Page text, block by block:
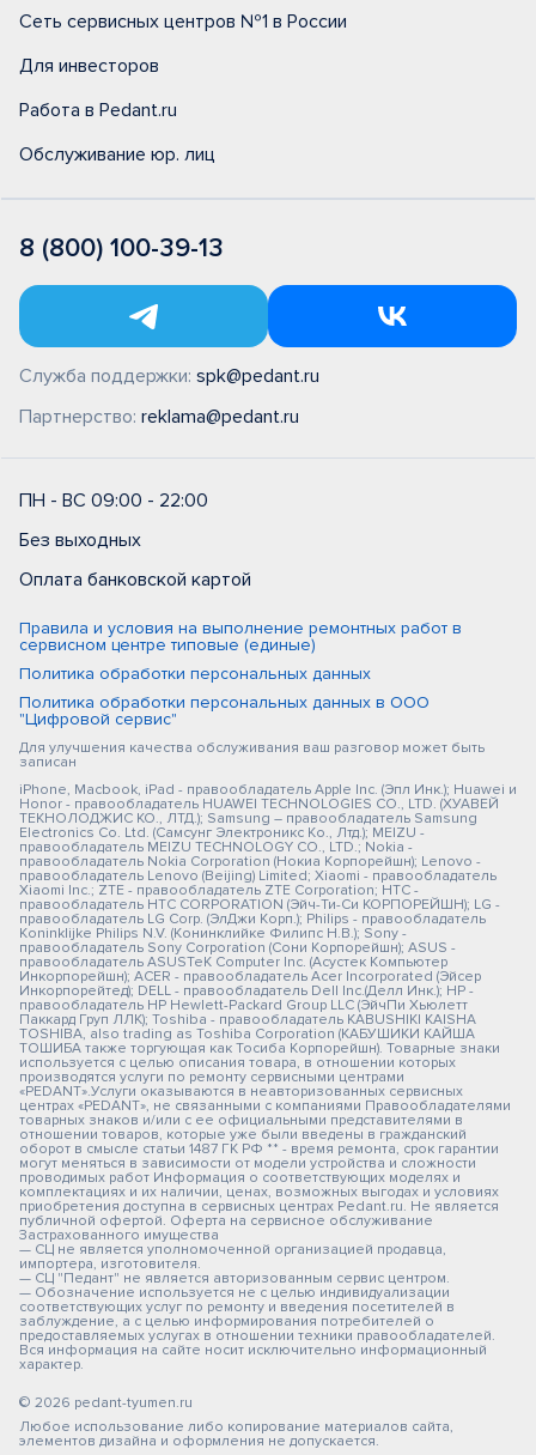
Сеть сервисных центров №1 в России
Для инвесторов
Работа в Pedant.ru
Обслуживание юр. лиц
8 (800) 100-39-13
Служба поддержки: spk@pedant.ru
Партнерство: reklama@pedant.ru
ПН - ВС 09:00 - 22:00
Без выходных
Оплата банковской картой
Правила и условия на выполнение ремонтных работ в
сервисном центре типовые (единые)
Политика обработки персональных данных
Политика обработки персональных данных в ООО
"Цифровой сервис"
Для улучшения качества обслуживания ваш разговор может быть
записан
iPhone, Macbook, iPad - правообладатель Apple Inc. (Эпл Инк.); Huawei и
Honor - правообладатель HUAWEI TECHNOLOGIES CO., LTD. (ХУАВЕЙ
ТЕКНОЛОДЖИС КО., ЛТД.); Samsung – правообладатель Samsung
Electronics Co. Ltd. (Самсунг Электроникс Ко., Лтд.); MEIZU -
правообладатель MEIZU TECHNOLOGY CO., LTD.; Nokia -
правообладатель Nokia Corporation (Нокиа Корпорейшн); Lenovo -
правообладатель Lenovo (Beijing) Limited; Xiaomi - правообладатель
Xiaomi Inc.; ZTE - правообладатель ZTE Corporation; HTC -
правообладатель HTC CORPORATION (Эйч-Ти-Си КОРПОРЕЙШН); LG -
правообладатель LG Corp. (ЭлДжи Корп.); Philips - правообладатель
Koninklijke Philips N.V. (Конинклийке Филипс Н.В.); Sony -
правообладатель Sony Corporation (Сони Корпорейшн); ASUS -
правообладатель ASUSTeK Computer Inc. (Асустек Компьютер
Инкорпорейшн); ACER - правообладатель Acer Incorporated (Эйсер
Инкорпорейтед); DELL - правообладатель Dell Inc.(Делл Инк.); HP -
правообладатель HP Hewlett-Packard Group LLC (ЭйчПи Хьюлетт
Паккард Груп ЛЛК); Toshiba - правообладатель KABUSHIKI KAISHA
TOSHIBA, also trading as Toshiba Corporation (КАБУШИКИ КАЙША
ТОШИБА также торгующая как Тосиба Корпорейшн). Товарные знаки
используется с целью описания товара, в отношении которых
производятся услуги по ремонту сервисными центрами
«PEDANT».Услуги оказываются в неавторизованных сервисных
центрах «PEDANT», не связанными с компаниями Правообладателями
товарных знаков и/или с ее официальными представителями в
отношении товаров, которые уже были введены в гражданский
оборот в смысле статьи 1487 ГК РФ ** - время ремонта, срок гарантии
могут меняться в зависимости от модели устройства и сложности
проводимых работ Информация о соответствующих моделях и
комплектациях и их наличии, ценах, возможных выгодах и условиях
приобретения доступна в сервисных центрах Pedant.ru. Не является
публичной офертой. Оферта на сервисное обслуживание
Застрахованного имущества
— СЦ не является уполномоченной организацией продавца,
импортера, изготовителя.
— СЦ "Педант" не является авторизованным сервис центром.
— Обозначение используется не с целью индивидуализации
соответствующих услуг по ремонту и введения посетителей в
заблуждение, а с целью информирования потребителей о
предоставляемых услугах в отношении техники правообладателей.
Вся информация на сайте носит исключительно информационный
характер.
© 2026 pedant-tyumen.ru
Любое использование либо копирование материалов сайта,
элементов дизайна и оформления не допускается.